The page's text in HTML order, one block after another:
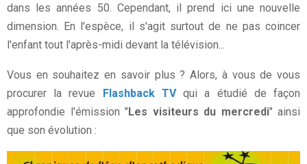
dans les années 50. Cependant, il prend ici une nouvelle
dimension. En l'espèce, il s'agit surtout de ne pas coincer
l'enfant tout l'après-midi devant la télévision...
Vous en souhaitez en savoir plus ? Alors, à vous de vous
procurer la revue Flashback TVqui a étudié de façon
approfondie l'émission "Les visiteurs du mercredi" ainsi
que son évolution :